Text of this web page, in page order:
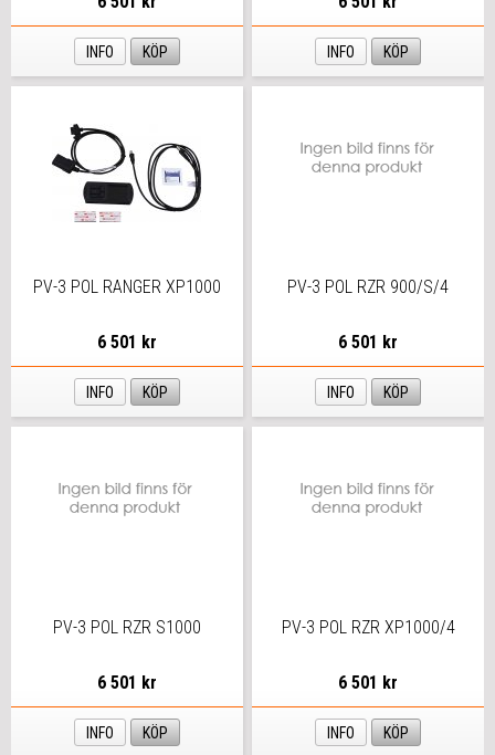
INFO KÖP INFO KÖP
PV-3 POL RANGER XP1000
6 501 kr
INFO KÖP
PV-3 POL RZR 900/S/4
6 501 kr
INFO KÖP
PV-3 POL RZR S1000
6 501 kr
INFO KÖP
PV-3 POL RZR XP1000/4
6 501 kr
INFO KÖP